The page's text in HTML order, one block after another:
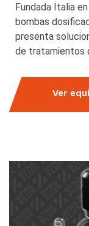
Fundada Italia
bombas
presenta
de tratamientos
Ver